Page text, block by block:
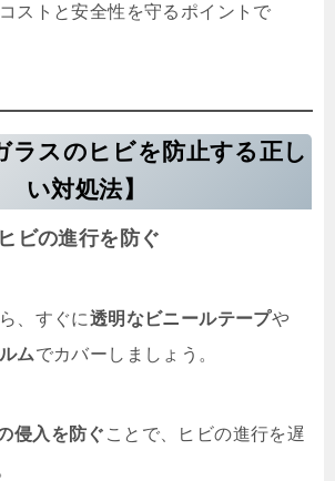
ストと安全性を守るポイントで
ラスのヒビを防止する正し
い対処法】
ビの進行を防ぐ
、すぐに透明なビニールテープや
ムでカバーしましょう。
侵入を防ぐ ことで、ヒビの進行を遅